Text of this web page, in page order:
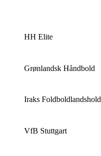
HH Elite
Grønlandsk Håndbold
Iraks Foldboldlandshold
VfB Stuttgart